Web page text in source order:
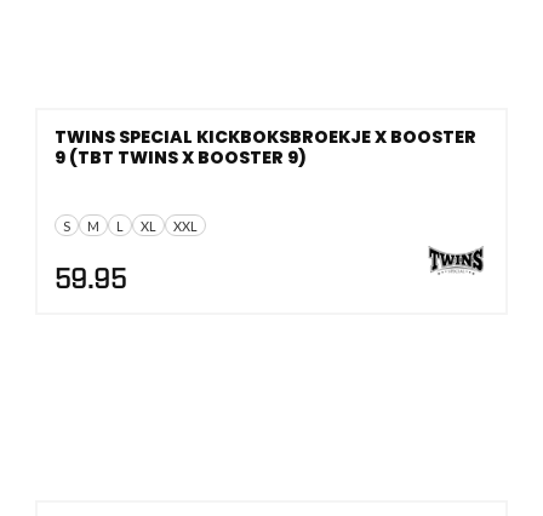
S M L XL XXL
TWINS SPECIAL KICKBOKSBROEKJE X BOOSTER
9 (TBT TWINS X BOOSTER 9)
59.95